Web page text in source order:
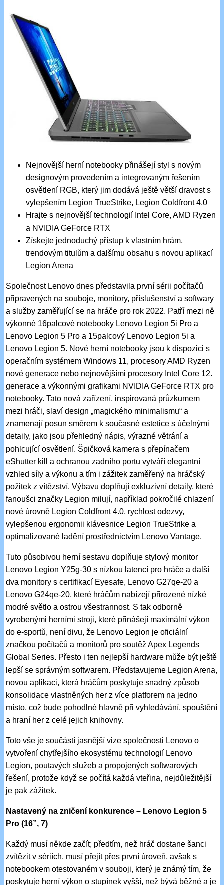
Nejnovější herní notebooky přinášejí styl s novým
designovým provedením a integrovaným řešením
osvětlení RGB, který jim dodává ještě větší dravost s
vylepšením Legion TrueStrike, Legion Coldfront 4.0
Hrajte s nejnovější technologií Intel Core, AMD Ryzen
a NVIDIA GeForce RTX
Získejte jednoduchý přístup k vlastním hrám,
trendovým titulům a dalšímu obsahu s novou aplikací
Legion Arena
Společnost Lenovo dnes představila první sérii počítačů
připravených na souboje, monitory, příslušenství a softwary
a služby zaměřující se na hráče pro rok 2022. Patří mezi ně
výkonné 16palcové notebooky Lenovo Legion 5i Pro a
Lenovo Legion 5 Pro a 15palcový Lenovo Legion 5i a
Lenovo Legion 5. Nové herní notebooky jsou k dispozici s
operačním systémem Windows 11, procesory AMD Ryzen
nové generace nebo nejnovějšími procesory Intel Core 12.
generace a výkonnými grafikami NVIDIA GeForce RTX pro
notebooky. Tato nová zařízení, inspirovaná průzkumem
mezi hráči, slaví design „magického minimalismu“ a
znamenají posun směrem k současné estetice s účelnými
detaily, jako jsou přehledný nápis, výrazné větrání a
pohlcující osvětlení. Špičková kamera s přepínačem
eShutter kill a ochranou zadního portu vytváří elegantní
vzhled síly a výkonu a tím i zážitek zaměřený na hráčský
požitek z vítězství. Výbavu doplňují exkluzivní detaily, které
fanoušci značky Legion milují, například pokročilé chlazení
nové úrovně Legion Coldfront 4.0, rychlost odezvy,
vylepšenou ergonomii klávesnice Legion TrueStrike a
optimalizované ladění prostřednictvím Lenovo Vantage.
Tuto působivou herní sestavu doplňuje stylový monitor
Lenovo Legion Y25g-30 s nízkou latencí pro hráče a další
dva monitory s certifikací Eyesafe, Lenovo G27qe-20 a
Lenovo G24qe-20, které hráčům nabízejí přirozené nízké
modré světlo a ostrou všestrannost. S tak odborně
vyrobenými herními stroji, které přinášejí maximální výkon
do e-sportů, není divu, že Lenovo Legion je oficiální
značkou počítačů a monitorů pro soutěž Apex Legends
Global Series. Přesto i ten nejlepší hardware může být ještě
lepší se správným softwarem. Představujeme Legion Arena,
novou aplikaci, která hráčům poskytuje snadný způsob
konsolidace vlastněných her z více platforem na jedno
místo, což bude pohodlné hlavně při vyhledávání, spouštění
a hraní her z celé jejich knihovny.
Toto vše je součástí jasnější vize společnosti Lenovo o
vytvoření chytřejšího ekosystému technologií Lenovo
Legion, poutavých služeb a propojených softwarových
řešení, protože když se počítá každá vteřina, nejdůležitější
je pak zážitek.
Nastavený na zničení konkurence – Lenovo Legion 5
Pro (16”, 7)
Každý musí někde začít; předtím, než hráč dostane šanci
zvítězit v sériích, musí přejít přes první úroveň, avšak s
notebookem otestovaném v souboji, který je známý tím, že
poskytuje herní výkon o stupínek vyšší, než bývá běžné a je